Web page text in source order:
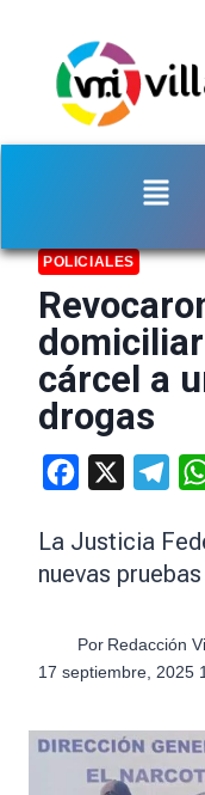
POLICIALES
cárcel a
drogas
Facebook
La Justicia
nuevas
Por Redacción
17 septiembre, 2025